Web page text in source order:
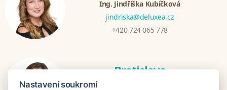
Ing. Jindřiška Kubíčková
jindriska@deluxea.cz
+420 724 065 778
Bratislava
Nastavení soukromí